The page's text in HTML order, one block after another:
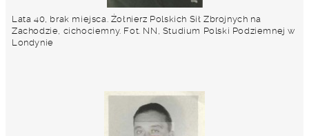
Lata 40, brak miejsca. Żołnierz Polskich Sił Zbrojnych na
Zachodzie, cichociemny. Fot. NN, Studium Polski Podziemnej w
Londynie